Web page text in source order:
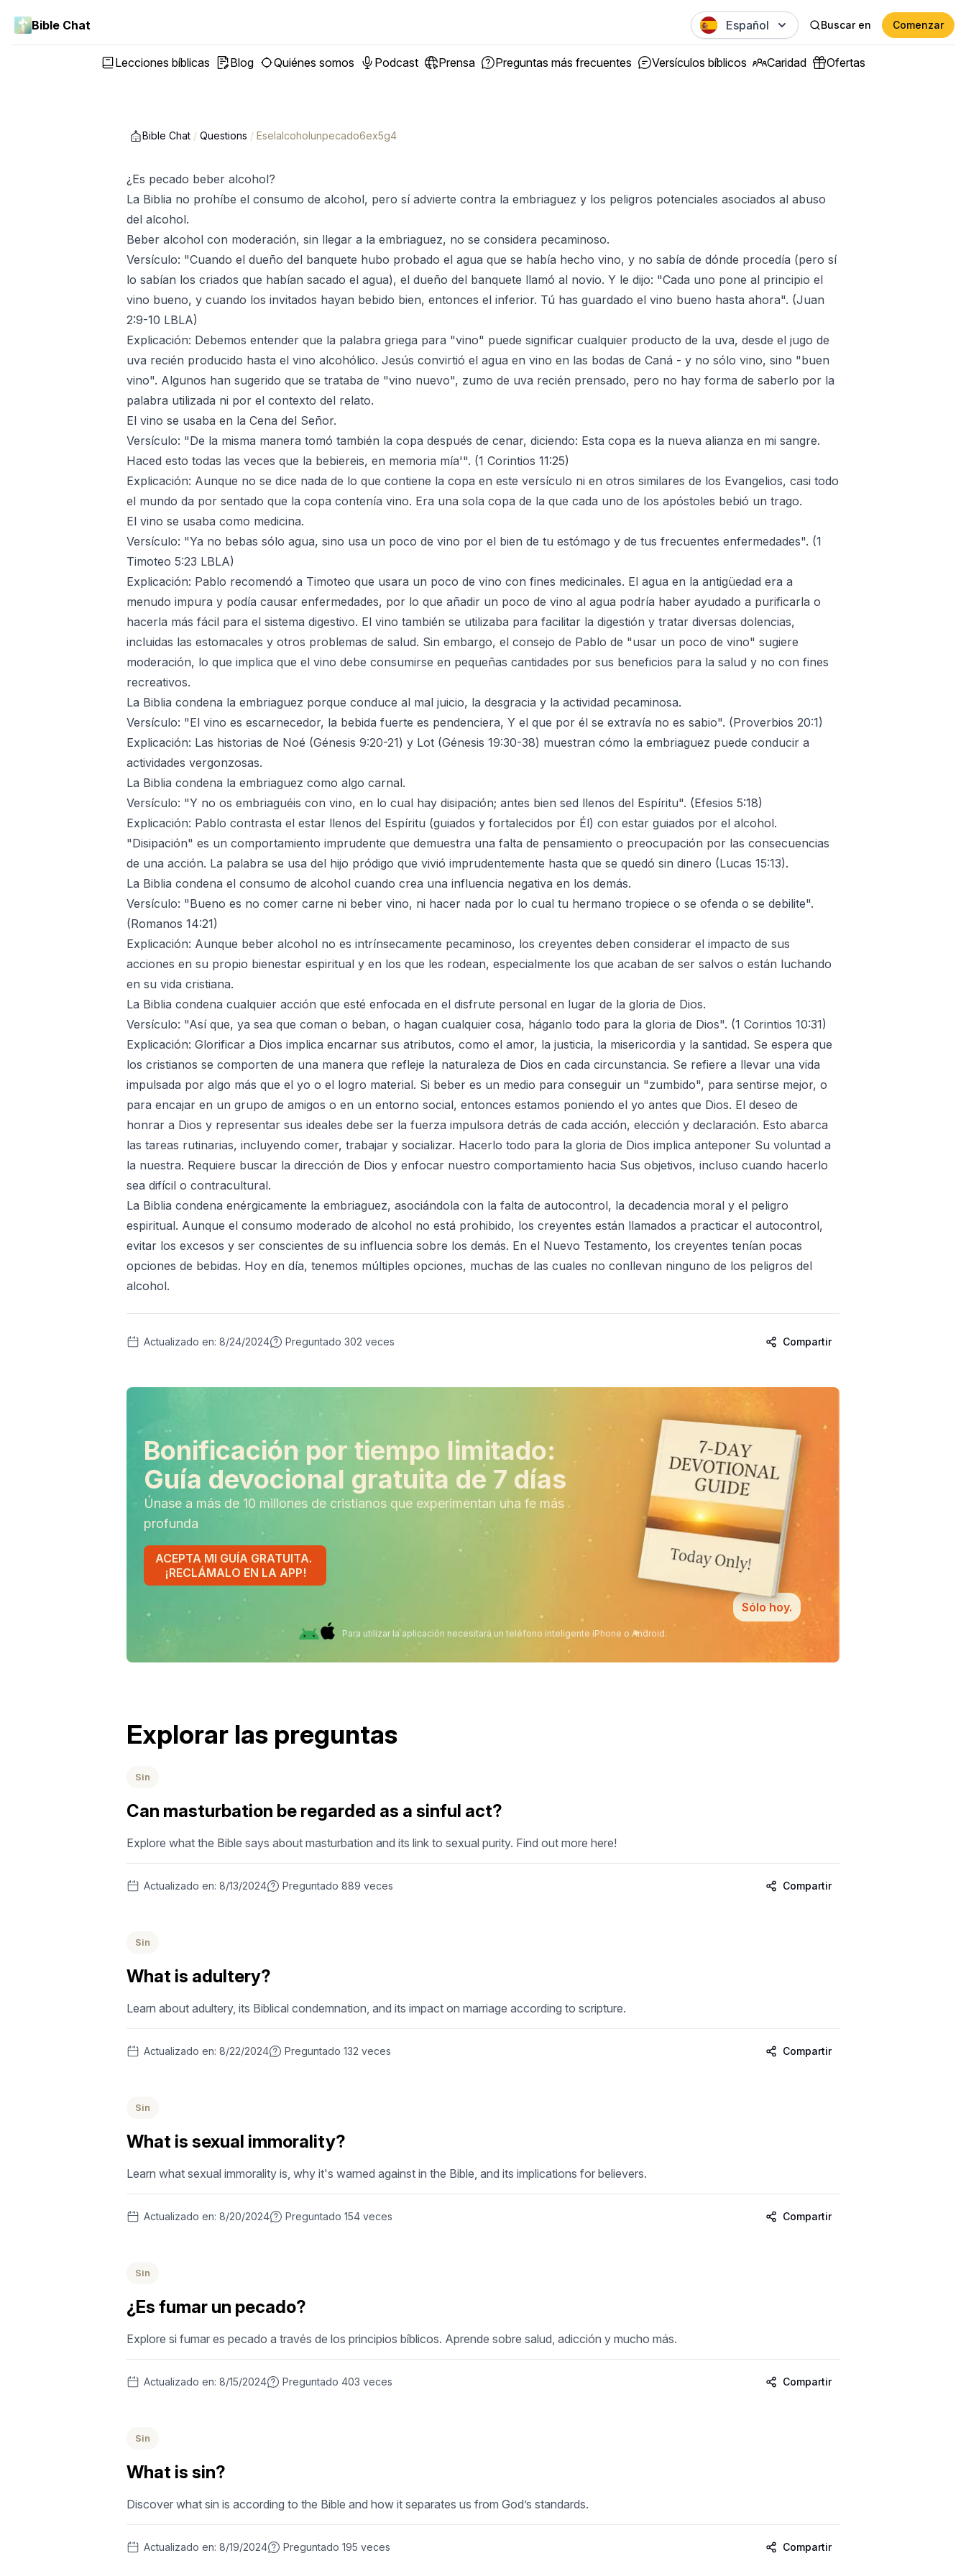
Bible Chat Español Buscar en Comenzar
Lecciones bíblicas Blog Quiénes somos Podcast Prensa Preguntas más frecuentes Versículos bíblicos Caridad Ofertas
Bible Chat / Questions / Eselalcoholunpecado6ex5g4
¿Es pecado beber alcohol?
La Biblia no prohíbe el consumo de alcohol, pero sí advierte contra la embriaguez y los peligros potenciales asociados al abuso
del alcohol.
Beber alcohol con moderación, sin llegar a la embriaguez, no se considera pecaminoso.
Versículo: "Cuando el dueño del banquete hubo probado el agua que se había hecho vino, y no sabía de dónde procedía (pero sí
lo sabían los criados que habían sacado el agua), el dueño del banquete llamó al novio. Y le dijo: "Cada uno pone al principio el
vino bueno, y cuando los invitados hayan bebido bien, entonces el inferior. Tú has guardado el vino bueno hasta ahora". (Juan
2:9-10 LBLA)
Explicación: Debemos entender que la palabra griega para "vino" puede significar cualquier producto de la uva, desde el jugo de
uva recién producido hasta el vino alcohólico. Jesús convirtió el agua en vino en las bodas de Caná - y no sólo vino, sino "buen
vino". Algunos han sugerido que se trataba de "vino nuevo", zumo de uva recién prensado, pero no hay forma de saberlo por la
palabra utilizada ni por el contexto del relato.
El vino se usaba en la Cena del Señor.
Versículo: "De la misma manera tomó también la copa después de cenar, diciendo: Esta copa es la nueva alianza en mi sangre.
Haced esto todas las veces que la bebiereis, en memoria mía'". (1 Corintios 11:25)
Explicación: Aunque no se dice nada de lo que contiene la copa en este versículo ni en otros similares de los Evangelios, casi todo
el mundo da por sentado que la copa contenía vino. Era una sola copa de la que cada uno de los apóstoles bebió un trago.
El vino se usaba como medicina.
Versículo: "Ya no bebas sólo agua, sino usa un poco de vino por el bien de tu estómago y de tus frecuentes enfermedades". (1
Timoteo 5:23 LBLA)
Explicación: Pablo recomendó a Timoteo que usara un poco de vino con fines medicinales. El agua en la antigüedad era a
menudo impura y podía causar enfermedades, por lo que añadir un poco de vino al agua podría haber ayudado a purificarla o
hacerla más fácil para el sistema digestivo. El vino también se utilizaba para facilitar la digestión y tratar diversas dolencias,
incluidas las estomacales y otros problemas de salud. Sin embargo, el consejo de Pablo de "usar un poco de vino" sugiere
moderación, lo que implica que el vino debe consumirse en pequeñas cantidades por sus beneficios para la salud y no con fines
recreativos.
La Biblia condena la embriaguez porque conduce al mal juicio, la desgracia y la actividad pecaminosa.
Versículo: "El vino es escarnecedor, la bebida fuerte es pendenciera, Y el que por él se extravía no es sabio". (Proverbios 20:1)
Explicación: Las historias de Noé (Génesis 9:20-21) y Lot (Génesis 19:30-38) muestran cómo la embriaguez puede conducir a
actividades vergonzosas.
La Biblia condena la embriaguez como algo carnal.
Versículo: "Y no os embriaguéis con vino, en lo cual hay disipación; antes bien sed llenos del Espíritu". (Efesios 5:18)
Explicación: Pablo contrasta el estar llenos del Espíritu (guiados y fortalecidos por Él) con estar guiados por el alcohol.
"Disipación" es un comportamiento imprudente que demuestra una falta de pensamiento o preocupación por las consecuencias
de una acción. La palabra se usa del hijo pródigo que vivió imprudentemente hasta que se quedó sin dinero (Lucas 15:13).
La Biblia condena el consumo de alcohol cuando crea una influencia negativa en los demás.
Versículo: "Bueno es no comer carne ni beber vino, ni hacer nada por lo cual tu hermano tropiece o se ofenda o se debilite".
(Romanos 14:21)
Explicación: Aunque beber alcohol no es intrínsecamente pecaminoso, los creyentes deben considerar el impacto de sus
acciones en su propio bienestar espiritual y en los que les rodean, especialmente los que acaban de ser salvos o están luchando
en su vida cristiana.
La Biblia condena cualquier acción que esté enfocada en el disfrute personal en lugar de la gloria de Dios.
Versículo: "Así que, ya sea que coman o beban, o hagan cualquier cosa, háganlo todo para la gloria de Dios". (1 Corintios 10:31)
Explicación: Glorificar a Dios implica encarnar sus atributos, como el amor, la justicia, la misericordia y la santidad. Se espera que
los cristianos se comporten de una manera que refleje la naturaleza de Dios en cada circunstancia. Se refiere a llevar una vida
impulsada por algo más que el yo o el logro material. Si beber es un medio para conseguir un "zumbido", para sentirse mejor, o
para encajar en un grupo de amigos o en un entorno social, entonces estamos poniendo el yo antes que Dios. El deseo de
honrar a Dios y representar sus ideales debe ser la fuerza impulsora detrás de cada acción, elección y declaración. Esto abarca
las tareas rutinarias, incluyendo comer, trabajar y socializar. Hacerlo todo para la gloria de Dios implica anteponer Su voluntad a
la nuestra. Requiere buscar la dirección de Dios y enfocar nuestro comportamiento hacia Sus objetivos, incluso cuando hacerlo
sea difícil o contracultural.
La Biblia condena enérgicamente la embriaguez, asociándola con la falta de autocontrol, la decadencia moral y el peligro
espiritual. Aunque el consumo moderado de alcohol no está prohibido, los creyentes están llamados a practicar el autocontrol,
evitar los excesos y ser conscientes de su influencia sobre los demás. En el Nuevo Testamento, los creyentes tenían pocas
opciones de bebidas. Hoy en día, tenemos múltiples opciones, muchas de las cuales no conllevan ninguno de los peligros del
alcohol.
Actualizado en: 8/24/2024 Preguntado 302 veces Compartir
Bonificación por tiempo limitado:
Guía devocional gratuita de 7 días
Únase a más de 10 millones de cristianos que experimentan una fe más
profunda
ACEPTA MI GUÍA GRATUITA.
¡RECLÁMALO EN LA APP!
Sólo hoy.
Para utilizar la aplicación necesitará un teléfono inteligente iPhone o Android.
Explorar las preguntas
Sin
Can masturbation be regarded as a sinful act?
Explore what the Bible says about masturbation and its link to sexual purity. Find out more here!
Actualizado en: 8/13/2024 Preguntado 889 veces Compartir
Sin
What is adultery?
Learn about adultery, its Biblical condemnation, and its impact on marriage according to scripture.
Actualizado en: 8/22/2024 Preguntado 132 veces Compartir
Sin
What is sexual immorality?
Learn what sexual immorality is, why it's warned against in the Bible, and its implications for believers.
Actualizado en: 8/20/2024 Preguntado 154 veces Compartir
Sin
¿Es fumar un pecado?
Explore si fumar es pecado a través de los principios bíblicos. Aprende sobre salud, adicción y mucho más.
Actualizado en: 8/15/2024 Preguntado 403 veces Compartir
Sin
What is sin?
Discover what sin is according to the Bible and how it separates us from God’s standards.
Actualizado en: 8/19/2024 Preguntado 195 veces Compartir